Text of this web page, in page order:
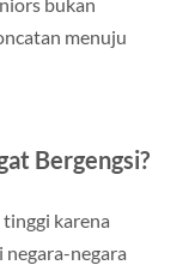
menuju
Bergengsi?
karena
negara